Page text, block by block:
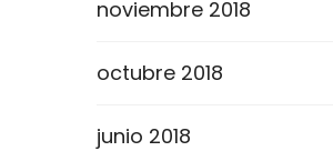
noviembre 2018
octubre 2018
junio 2018